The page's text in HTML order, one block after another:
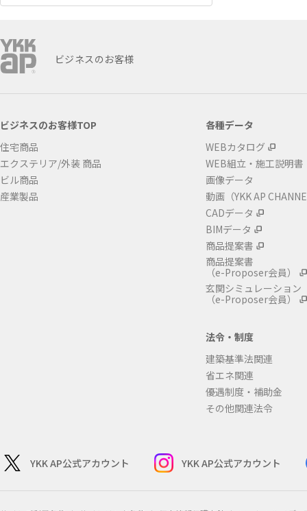
ビジネスのお客様
ビジネスのお客様TOP
住宅商品
エクステリア/外装 商品
ビル商品
産業製品
各種データ
WEBカタログ
WEB組立・施工説明書
画像データ
動画（YKK AP
CADデータ
BIMデータ
商品提案書
商品提案書
（e-Proposer会員）
玄関シミュレーション
（e-Proposer会員）
法令・制度
建築基準法関連
省エネ関連
優遇制度・補助金
その他関連法令
YKK AP公式アカウント YKK AP公式アカウント